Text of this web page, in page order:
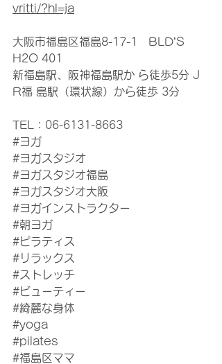
vritti/?hl=ja
大阪市福島区福島8-17-1　BLD’S
H2O 401
新福島駅、阪神福島駅か ら徒歩5分 J
R福 島駅（環状線）から徒歩 3分
TEL：06-6131-8663
#ヨガ
#ヨガスタジオ
#ヨガスタジオ福島
#ヨガスタジオ大阪
#ヨガインストラクター
#朝ヨガ
#ピラティス
#リラックス
#ストレッチ
#ビューティー
#綺麗な身体
#yoga
#pilates
#福島区ママ